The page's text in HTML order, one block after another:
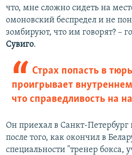
что, мне сложно сидеть на
омоновский беспредел и не
зомбируют, что им говорят? –
Сувиго.
Страх попасть в
проигрывает
что справедливость на
Он приехал в Санкт-Петербург
после того, как окончил в
специальности "тренер бокса,